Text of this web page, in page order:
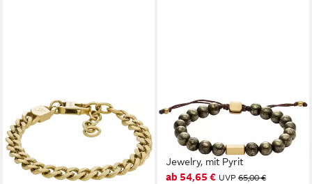
FOSSIL
Armband Schmuck Geschenk
Edelstahl HARLOW
ab 72,68 €
FOSSIL
Armband Schmuck Geschenk
Edelstahl Nylon Armschmuck
Jewelry, mit Pyrit
ab 54,65 € UVP 65,00 €